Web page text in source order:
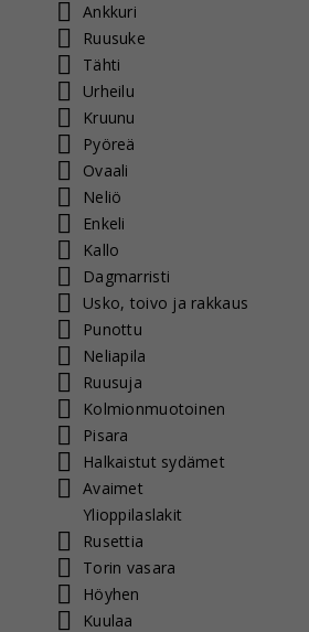
Ankkuri
Ruusuke
Tähti
Urheilu
Kruunu
Pyöreä
Ovaali
Neliö
Enkeli
Kallo
Dagmarristi
Usko, toivo ja rakkaus
Punottu
Neliapila
Ruusuja
Kolmionmuotoinen
Pisara
Halkaistut sydämet
Avaimet
Ylioppilaslakit
Rusettia
Torin vasara
Höyhen
Kuulaa